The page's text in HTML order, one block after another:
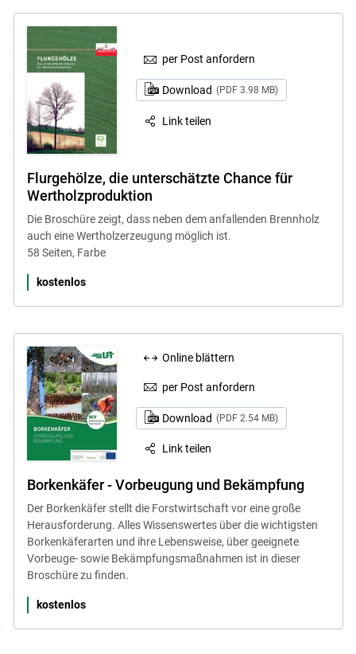
per Post anfordern
Download (PDF 3.98 MB)
Link teilen
Flurgehölze, die unterschätzte Chance für
Wertholzproduktion
Die Broschüre zeigt, dass neben dem anfallenden Brennholz
auch eine Wertholzerzeugung möglich ist.
58 Seiten, Farbe
kostenlos
Online blättern
per Post anfordern
Download (PDF 2.54 MB)
Link teilen
Borkenkäfer - Vorbeugung und Bekämpfung
Der Borkenkäfer stellt die Forstwirtschaft vor eine große
Herausforderung. Alles Wissenswertes über die wichtigsten
Borkenkäferarten und ihre Lebensweise, über geeignete
Vorbeuge- sowie Bekämpfungsmaßnahmen ist in dieser
Broschüre zu finden.
kostenlos